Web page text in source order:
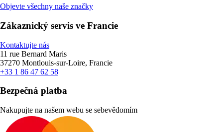
Objevte všechny naše značky
Zákaznický servis ve Francie
Kontaktujte nás
11 rue Bernard Maris
37270 Montlouis-sur-Loire, Francie
+33 1 86 47 62 58
Bezpečná platba
Nakupujte na našem webu se sebevědomím